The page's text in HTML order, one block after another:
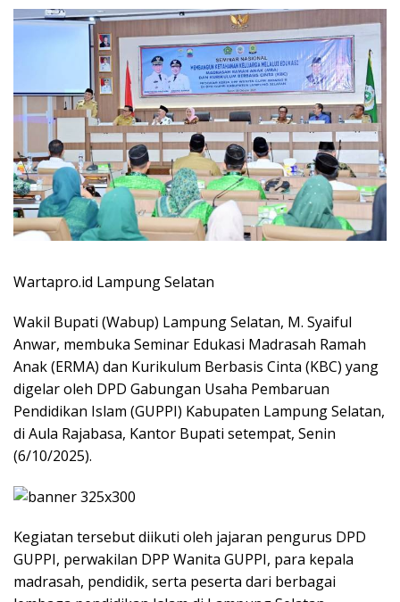
Wartapro.id Lampung Selatan
Wakil Bupati (Wabup) Lampung Selatan, M. Syaiful
Anwar, membuka Seminar Edukasi Madrasah Ramah
Anak (ERMA) dan Kurikulum Berbasis Cinta (KBC) yang
digelar oleh DPD Gabungan Usaha Pembaruan
Pendidikan Islam (GUPPI) Kabupaten Lampung Selatan,
di Aula Rajabasa, Kantor Bupati setempat, Senin
(6/10/2025).
Kegiatan tersebut diikuti oleh jajaran pengurus DPD
GUPPI, perwakilan DPP Wanita GUPPI, para kepala
madrasah, pendidik, serta peserta dari berbagai